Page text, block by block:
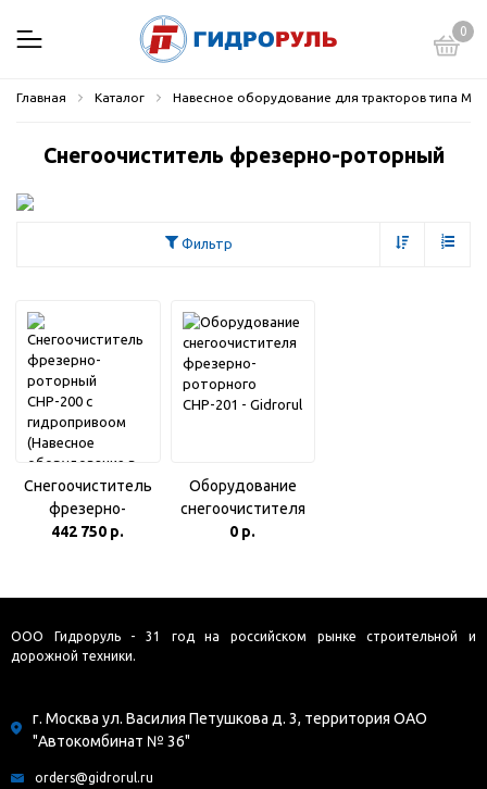
0
Главная Каталог Навесное оборудование для тракторов типа
Снегоочиститель фрезерно-роторный
Фильтр
Снегоочиститель
фрезерно-
роторный СНР-200
оборудование в
комплектации с
442 750 р.
Оборудование
снегоочистителя
фрезерно-
0 р.
ООО Гидроруль - 31 год на российском рынке строительной и
дорожной техники.
г. Москва ул. Василия Петушкова д. 3, территория ОАО
"Автокомбинат № 36"
orders@gidrorul.ru